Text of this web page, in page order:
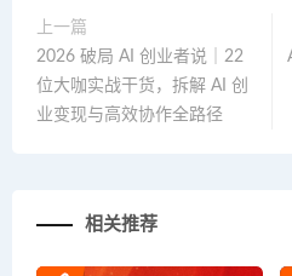
上一篇
2026 破局 AI 创业者说｜22
位大咖实战干货，拆解 AI 创
业变现与高效协作全路径
相关推荐